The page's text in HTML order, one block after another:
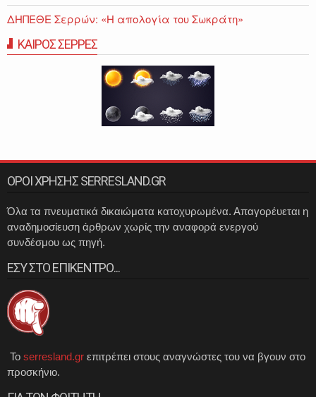
ΔΗΠΕΘΕ Σερρών: «Η απολογία του Σωκράτη»
ΚΑΙΡΟΣ ΣΕΡΡΕΣ
ΟΡΟΙ ΧΡΗΣΗΣ SERRESLAND.GR
Όλα τα πνευματικά δικαιώματα κατοχυρωμένα. Απαγορέυεται η
αναδημοσίευση άρθρων χωρίς την αναφορά ενεργού
συνδέσμου ως πηγή.
ΕΣΥ ΣΤΟ ΕΠΙΚΕΝΤΡΟ...
Το serresland.gr επιτρέπει στους αναγνώστες του να βγουν στο
προσκήνιο.